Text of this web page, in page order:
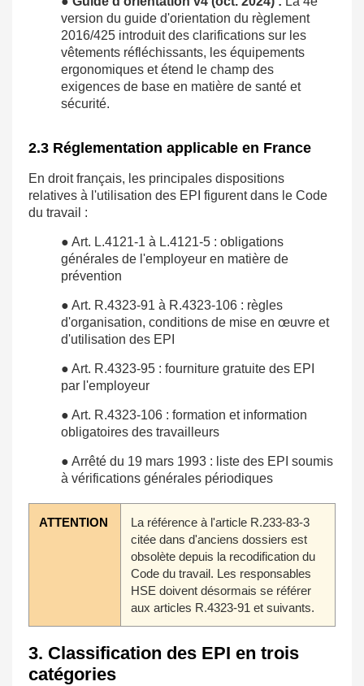
version du guide d'orientation du règlement
2016/425 introduit des clarifications sur les
vêtements réfléchissants, les équipements
ergonomiques et étend le champ des
exigences de base en matière de santé et
sécurité.
2.3 Réglementation applicable en France
En droit français, les principales dispositions
relatives à l'utilisation des EPI figurent dans le Code
du travail :
● Art. L.4121-1 à L.4121-5 : obligations
générales de l'employeur en matière de
prévention
● Art. R.4323-91 à R.4323-106 : règles
d'organisation, conditions de mise en œuvre et
d'utilisation des EPI
● Art. R.4323-95 : fourniture gratuite des EPI
par l'employeur
● Art. R.4323-106 : formation et information
obligatoires des travailleurs
● Arrêté du 19 mars 1993 : liste des EPI soumis
à vérifications générales périodiques
ATTENTION
La référence à l'article R.233-83-3
citée dans d'anciens dossiers est
obsolète depuis la recodification du
Code du travail. Les responsables
HSE doivent désormais se référer
aux articles R.4323-91 et suivants.
3. Classification des EPI en trois
catégories